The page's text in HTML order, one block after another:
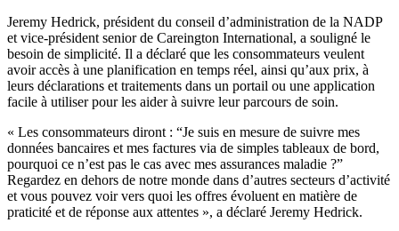
Jeremy Hedrick, président du conseil d’administration de la NADP
et vice-président senior de Careington International, a souligné le
besoin de simplicité. Il a déclaré que les consommateurs veulent
avoir accès à une planification en temps réel, ainsi qu’aux prix, à
leurs déclarations et traitements dans un portail ou une application
facile à utiliser pour les aider à suivre leur parcours de soin.
« Les consommateurs diront : “Je suis en mesure de suivre mes
données bancaires et mes factures via de simples tableaux de bord,
pourquoi ce n’est pas le cas avec mes assurances maladie ?”
Regardez en dehors de notre monde dans d’autres secteurs d’activité
et vous pouvez voir vers quoi les offres évoluent en matière de
praticité et de réponse aux attentes », a déclaré Jeremy Hedrick.